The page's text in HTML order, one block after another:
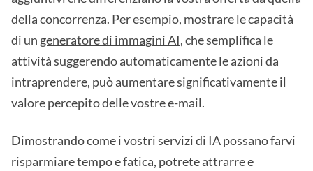
della concorrenza. Per esempio, mostrare le capacità
di un generatore di immagini AI, che semplifica le
attività suggerendo automaticamente le azioni da
intraprendere, può aumentare significativamente il
valore percepito delle vostre e-mail.
Dimostrando come i vostri servizi di IA possano farvi
risparmiare tempo e fatica, potrete attrarre e